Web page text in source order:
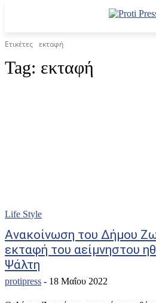
Ετικέτες εκταφή
Tag: εκταφή
Life Style
Aνακοίνωση του Δήμου
εκταφή του αείμνηστου
Ψάλτη
protipress - 18 Μαΐου 2022